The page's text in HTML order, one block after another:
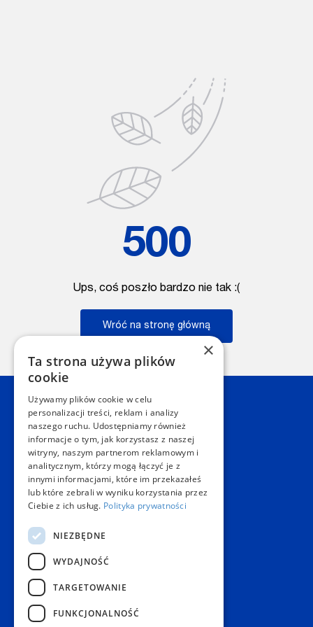
500
Ups, coś poszło bardzo nie tak :(
Wróć na stronę główną
Kontakt
Dział Obsługi Klienta Warszawa
Czynne: NON-STOP
Telefon:+48 22 628 62 52
E-mail: kontakt@copygeneral.pl
Punkty
Aleje Jerozolimskie 93
02-001 Warszawa
Czynne:
Pon. - Sob.: 08:00 - 20:00
Niedz.: nieczynne
Popularne produkty
×
Ta strona używa plików
cookie
Używamy plików cookie w celu
personalizacji treści, reklam i analizy
naszego ruchu. Udostępniamy również
informacje o tym, jak korzystasz z naszej
witryny, naszym partnerom reklamowym i
analitycznym, którzy mogą łączyć je z
innymi informacjami, które im przekazałeś
lub które zebrali w wyniku korzystania przez
Ciebie z ich usług. Polityka prywatności
NIEZBĘDNE
WYDAJNOŚĆ
TARGETOWANIE
FUNKCJONALNOŚĆ